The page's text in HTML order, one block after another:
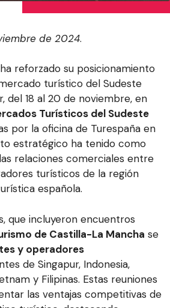
de 2024.
reforzado su posicionamiento
turístico del Sudeste
del 18 al 20 de noviembre, en
Turísticos del Sudeste
por la oficina de Turespaña en
estratégico ha tenido como
relaciones comerciales entre
turísticos de la región
española.
que incluyeron encuentros
de Castilla-La Mancha se
y operadores
de Singapur, Indonesia,
y Filipinas. Estas reuniones
las ventajas competitivas de